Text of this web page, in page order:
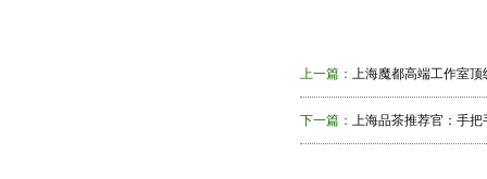
上一篇： 上海魔都高端工作室顶
下一篇： 上海品茶推荐官：手把